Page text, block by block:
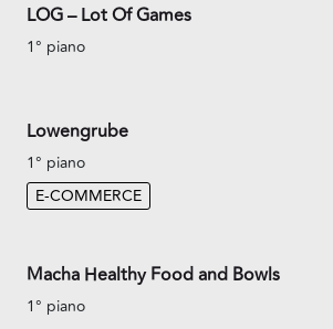
LOG – Lot Of Games
1° piano
Lowengrube
1° piano
E-COMMERCE
Macha Healthy Food and Bowls
1° piano